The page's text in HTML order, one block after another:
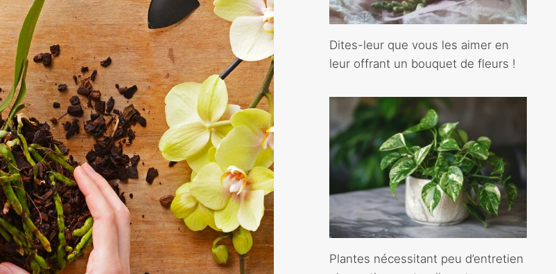
Dites-leur que vous les aimer en
leur offrant un bouquet de fleurs !
Plantes nécessitant peu d’entretien